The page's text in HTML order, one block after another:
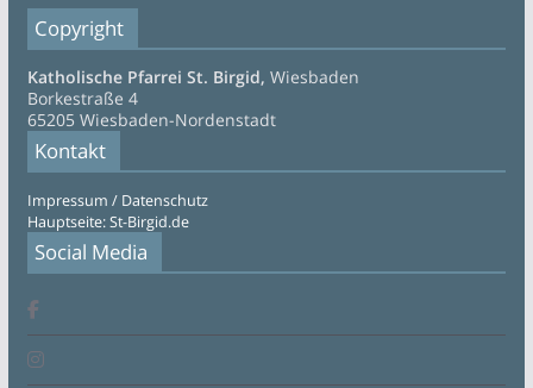
Copyright
Katholische Pfarrei St. Birgid, Wiesbaden
Borkestraße 4
65205 Wiesbaden-Nordenstadt
Kontakt
Impressum / Datenschutz
Hauptseite: St-Birgid.de
Social Media